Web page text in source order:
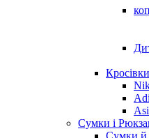
Кросівки
Сумки і
Сумки й